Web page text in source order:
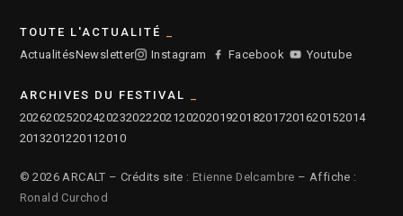
TOUTE L'ACTUALITÉ
ActualitésNewsletter Instagram Facebook Youtube
ARCHIVES DU FESTIVAL
2026202520242023202220212020201920182017201620152014
2013201220112010
© 2026 ARCALT – Crédits site : Etienne Delcambre – Affiche :
Ronald Curchod